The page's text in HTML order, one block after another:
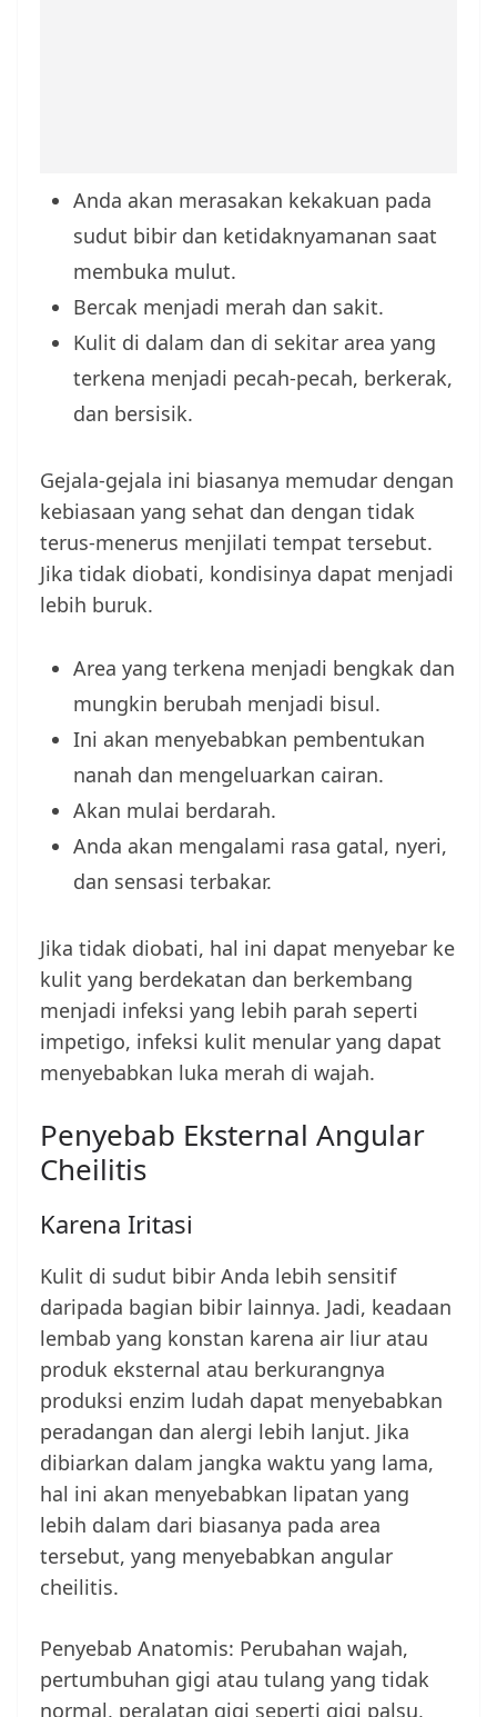
Anda akan merasakan kekakuan pada
sudut bibir dan ketidaknyamanan saat
membuka mulut.
Bercak menjadi merah dan sakit.
Kulit di dalam dan di sekitar area yang
terkena menjadi pecah-pecah, berkerak,
dan bersisik.
Gejala-gejala ini biasanya memudar dengan
kebiasaan yang sehat dan dengan tidak
terus-menerus menjilati tempat tersebut.
Jika tidak diobati, kondisinya dapat menjadi
lebih buruk.
Area yang terkena menjadi bengkak dan
mungkin berubah menjadi bisul.
Ini akan menyebabkan pembentukan
nanah dan mengeluarkan cairan.
Akan mulai berdarah.
Anda akan mengalami rasa gatal, nyeri,
dan sensasi terbakar.
Jika tidak diobati, hal ini dapat menyebar ke
kulit yang berdekatan dan berkembang
menjadi infeksi yang lebih parah seperti
impetigo, infeksi kulit menular yang dapat
menyebabkan luka merah di wajah.
Penyebab Eksternal Angular
Cheilitis
Karena Iritasi
Kulit di sudut bibir Anda lebih sensitif
daripada bagian bibir lainnya. Jadi, keadaan
lembab yang konstan karena air liur atau
produk eksternal atau berkurangnya
produksi enzim ludah dapat menyebabkan
peradangan dan alergi lebih lanjut. Jika
dibiarkan dalam jangka waktu yang lama,
hal ini akan menyebabkan lipatan yang
lebih dalam dari biasanya pada area
tersebut, yang menyebabkan angular
cheilitis.
Penyebab Anatomis: Perubahan wajah,
pertumbuhan gigi atau tulang yang tidak
normal, peralatan gigi seperti gigi palsu,